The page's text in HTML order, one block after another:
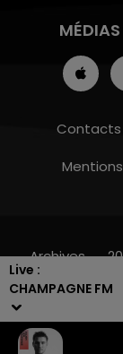
Live :
CHAMPAGNE FM
MÉDIAS
Contacts
Archives